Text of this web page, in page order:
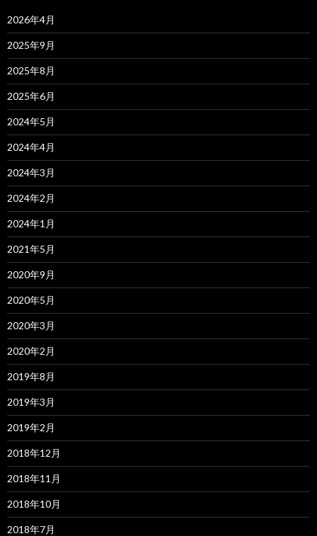
2026年4月
2025年9月
2025年8月
2025年6月
2024年5月
2024年4月
2024年3月
2024年2月
2024年1月
2021年5月
2020年9月
2020年5月
2020年3月
2020年2月
2019年8月
2019年3月
2019年2月
2018年12月
2018年11月
2018年10月
2018年7月